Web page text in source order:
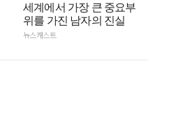
세계에서 가장 큰 중요부
위를 가진 남자의 진실
뉴스캐스트